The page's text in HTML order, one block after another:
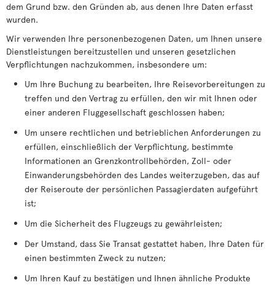
dem Grund bzw. den Gründen ab, aus denen Ihre Daten erfasst
wurden.
Wir verwenden Ihre personenbezogenen Daten, um Ihnen unsere
Dienstleistungen bereitzustellen und unseren gesetzlichen
Verpflichtungen nachzukommen, insbesondere um:
Um Ihre Buchung zu bearbeiten, Ihre Reisevorbereitungen zu
treffen und den Vertrag zu erfüllen, den wir mit Ihnen oder
einer anderen Fluggesellschaft geschlossen haben;
Um unsere rechtlichen und betrieblichen Anforderungen zu
erfüllen, einschließlich der Verpflichtung, bestimmte
Informationen an Grenzkontrollbehörden, Zoll- oder
Einwanderungsbehörden des Landes weiterzugeben, das auf
der Reiseroute der persönlichen Passagierdaten aufgeführt
ist;
Um die Sicherheit des Flugzeugs zu gewährleisten;
Der Umstand, dass Sie Transat gestattet haben, Ihre Daten für
einen bestimmten Zweck zu nutzen;
Um Ihren Kauf zu bestätigen und Ihnen ähnliche Produkte